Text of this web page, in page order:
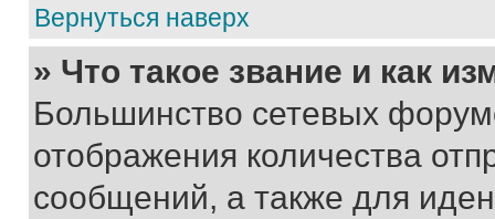
Вернуться наверх
» Что такое звание и как
Большинство сетевых
отображения количества
сообщений, а также для